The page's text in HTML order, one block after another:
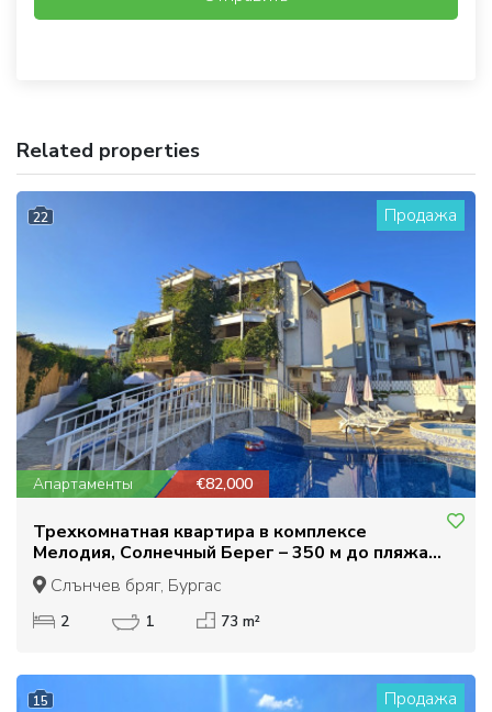
Related properties
22 Продажа
Апартаменты €82,000
Трехкомнатная квартира в комплексе
Мелодия, Солнечный Берег – 350 м до пляжа.
Низкая плата за обслуживание, отличная цена
Слънчев бряг, Бургас
2 1 73 m²
15 Продажа